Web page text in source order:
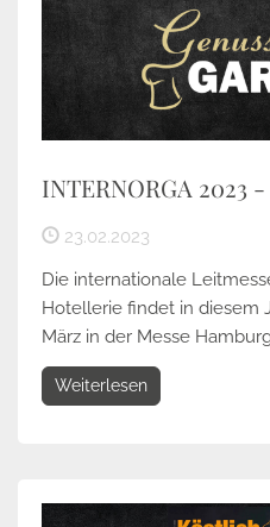
INTERNORGA 2023
23.02.2023
Die internationale
Hotellerie findet in diesem
März in der Messe
Weiterlesen